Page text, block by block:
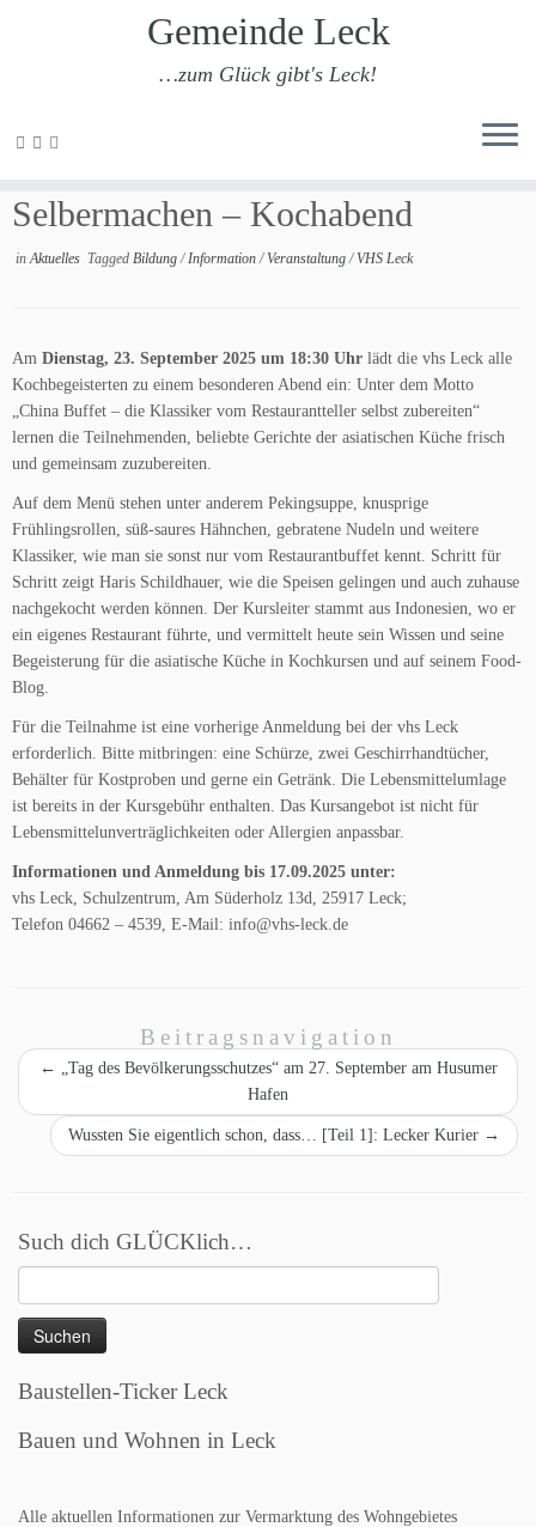
Zum
Gemeinde Leck
…zum Glück gibt's Leck!
Selbermachen – Kochabend
inAktuelles Tagged Bildung/Information/Veranstaltung/VHS Leck
Am Dienstag, 23. September 2025 um 18:30 Uhr lädt die vhs Leck alle
Kochbegeisterten zu einem besonderen Abend ein: Unter dem Motto
„China Buffet – die Klassiker vom Restaurantteller selbst zubereiten“
lernen die Teilnehmenden, beliebte Gerichte der asiatischen Küche frisch
und gemeinsam zuzubereiten.
Auf dem Menü stehen unter anderem Pekingsuppe, knusprige
Frühlingsrollen, süß-saures Hähnchen, gebratene Nudeln und weitere
Klassiker, wie man sie sonst nur vom Restaurantbuffet kennt. Schritt für
Schritt zeigt Haris Schildhauer, wie die Speisen gelingen und auch zuhause
nachgekocht werden können. Der Kursleiter stammt aus Indonesien, wo er
ein eigenes Restaurant führte, und vermittelt heute sein Wissen und seine
Begeisterung für die asiatische Küche in Kochkursen und auf seinem Food-
Blog.
Für die Teilnahme ist eine vorherige Anmeldung bei der vhs Leck
erforderlich. Bitte mitbringen: eine Schürze, zwei Geschirrhandtücher,
Behälter für Kostproben und gerne ein Getränk. Die Lebensmittelumlage
ist bereits in der Kursgebühr enthalten. Das Kursangebot ist nicht für
Lebensmittelunverträglichkeiten oder Allergien anpassbar.
Informationen und Anmeldung bis 17.09.2025 unter:
vhs Leck, Schulzentrum, Am Süderholz 13d, 25917 Leck;
Telefon 04662 – 4539, E-Mail: info@vhs-leck.de
Beitragsnavigation
← „Tag des Bevölkerungsschutzes“ am 27. September am Husumer
Hafen
Wussten Sie eigentlich schon, dass… [Teil 1]: Lecker Kurier →
Such dich GLÜCKlich…
nach:
Baustellen-Ticker Leck
Bauen und Wohnen in Leck
Alle aktuellen Informationen zur Vermarktung des Wohngebietes